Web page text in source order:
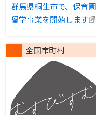
群馬県桐生市で、保育園
留学事業を開始します
全国市町村